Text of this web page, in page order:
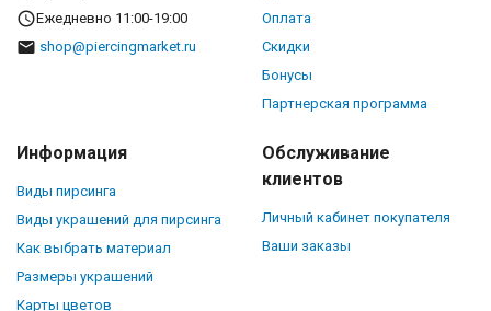
Ежедневно 11:00-19:00
shop@piercingmarket.ru
Оплата
Скидки
Бонусы
Партнерская программа
Информация
Виды пирсинга
Виды украшений для пирсинга
Как выбрать материал
Размеры украшений
Карты цветов
Обслуживание
клиентов
Личный кабинет покупателя
Ваши заказы